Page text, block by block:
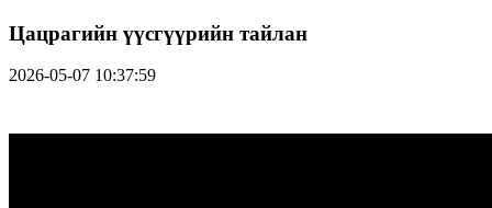
Цацрагийн үүсгүүрийн тайлан
2026-05-07 10:37:59